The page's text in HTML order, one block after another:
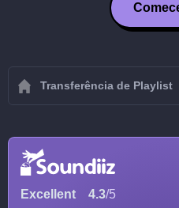
Transferência de Playlist
Excellent 4.3/5